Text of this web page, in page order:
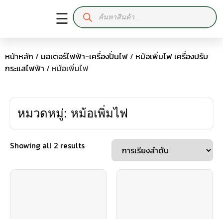
☰
หน้าหลัก / มอเตอร์ไฟฟ้า-เครื่องปั่นไฟ/ หม้อเพิ่มไฟ เครื่องปรับ
กระแสไฟฟ้า / หม้อเพิ่มไฟ
หมวดหมู่: หม้อเพิ่มไฟ
Showing all 2 results